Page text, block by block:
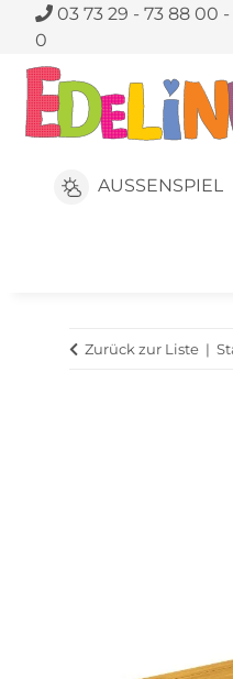
03 73 29 - 73 88 00 -
0
AUSSENSPIEL
Zurück zur Liste